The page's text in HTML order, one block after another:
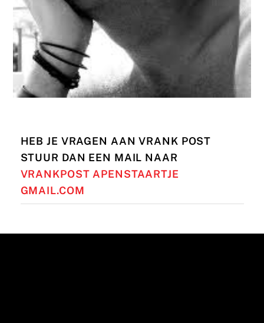
HEB JE VRAGEN AAN VRANK POST
STUUR DAN EEN MAIL NAAR
VRANKPOST APENSTAARTJE
GMAIL.COM